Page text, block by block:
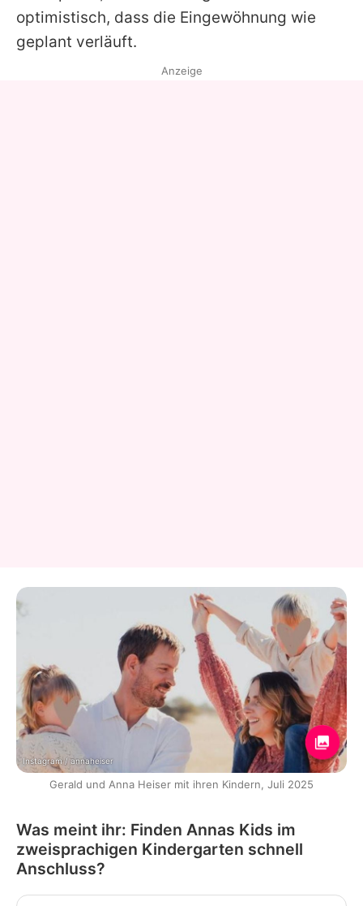
optimistisch, dass die Eingewöhnung wie
geplant verläuft.
Anzeige
Instagram / annaheiser
Gerald und Anna Heiser mit ihren Kindern, Juli 2025
Was meint ihr: Finden Annas Kids im
zweisprachigen Kindergarten schnell
Anschluss?